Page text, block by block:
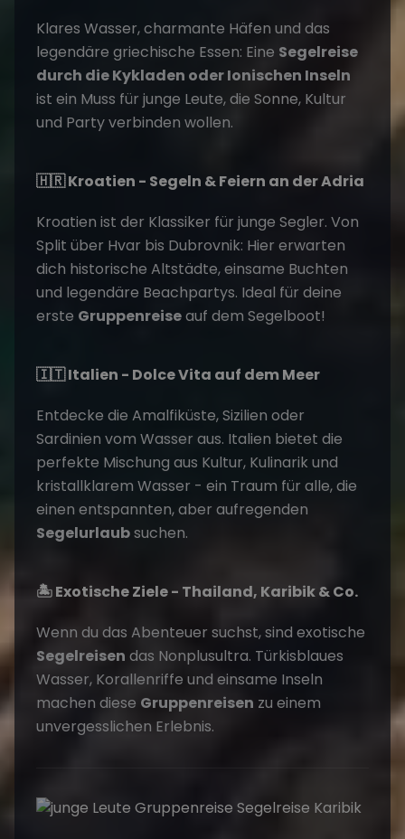
Klares Wasser, charmante Häfen und das
legendäre griechische Essen: Eine Segelreise
durch die Kykladen oder Ionischen Inseln
ist ein Muss für junge Leute, die Sonne, Kultur
und Party verbinden wollen.
🇭🇷 Kroatien - Segeln & Feiern an der Adria
Kroatien ist der Klassiker für junge Segler. Von
Split über Hvar bis Dubrovnik: Hier erwarten
dich historische Altstädte, einsame Buchten
und legendäre Beachpartys. Ideal für deine
erste Gruppenreiseauf dem Segelboot!
🇮🇹 Italien - Dolce Vita auf dem Meer
Entdecke die Amalfiküste, Sizilien oder
Sardinien vom Wasser aus. Italien bietet die
perfekte Mischung aus Kultur, Kulinarik und
kristallklarem Wasser - ein Traum für alle, die
einen entspannten, aber aufregenden
Segelurlaubsuchen.
🏝️ Exotische Ziele - Thailand, Karibik & Co.
Wenn du das Abenteuer suchst, sind exotische
Segelreisen das Nonplusultra. Türkisblaues
Wasser, Korallenriffe und einsame Inseln
machen diese Gruppenreisen zu einem
unvergesslichen Erlebnis.